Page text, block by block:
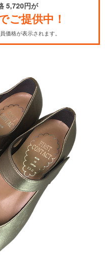
5,720円が
ご提供中！
価格が表示されます。